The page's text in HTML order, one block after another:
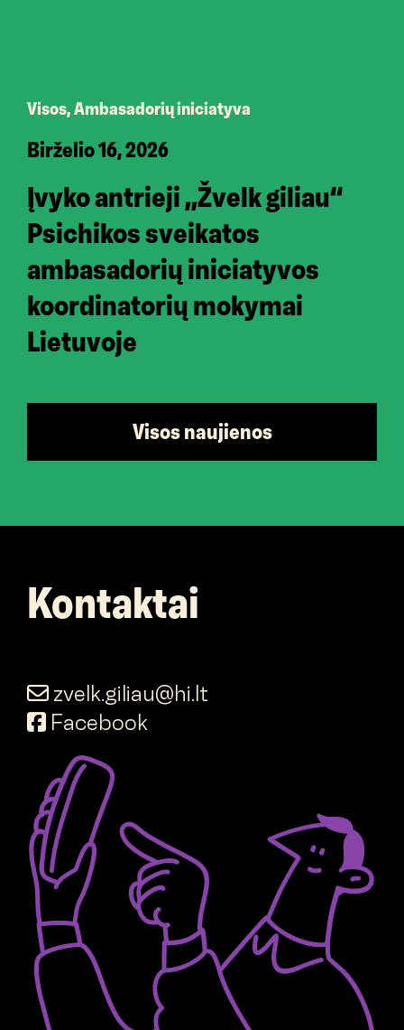
Visos, Ambasadorių iniciatyva
Birželio 16, 2026
Įvyko antrieji ,,Žvelk giliau“
Psichikos sveikatos
ambasadorių iniciatyvos
koordinatorių mokymai
Lietuvoje
Visos naujienos
Kontaktai
zvelk.giliau@hi.lt
Facebook